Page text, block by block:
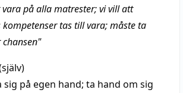
vara på alla matrester; vi vill att
tas till vara; måste ta
sig på egen hand; ta hand om sig